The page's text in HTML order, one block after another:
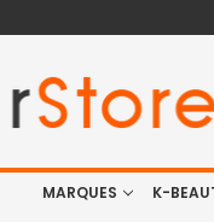
MARQUES K-